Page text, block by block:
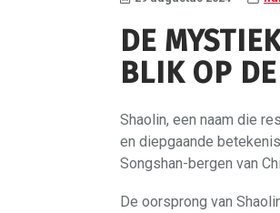
DE
BLIK OP
Shaolin, een naam die
en diepgaande
Songshan-bergen van
De oorsprong van